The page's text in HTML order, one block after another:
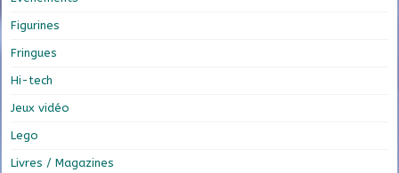
Figurines
Fringues
Hi-tech
Jeux vidéo
Lego
Livres / Magazines